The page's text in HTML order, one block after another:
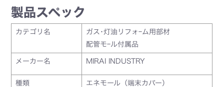
製品スペック
カテゴリ名
ガス･灯油リフォｰム用部材
配管モｰル付属品
メーカー名 MIRAI INDUSTRY
種類 エネモール（端末カバー）